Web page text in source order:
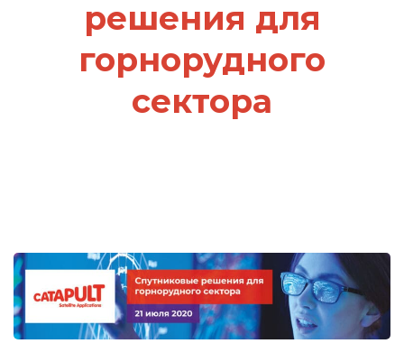
решения для
горнорудного
сектора